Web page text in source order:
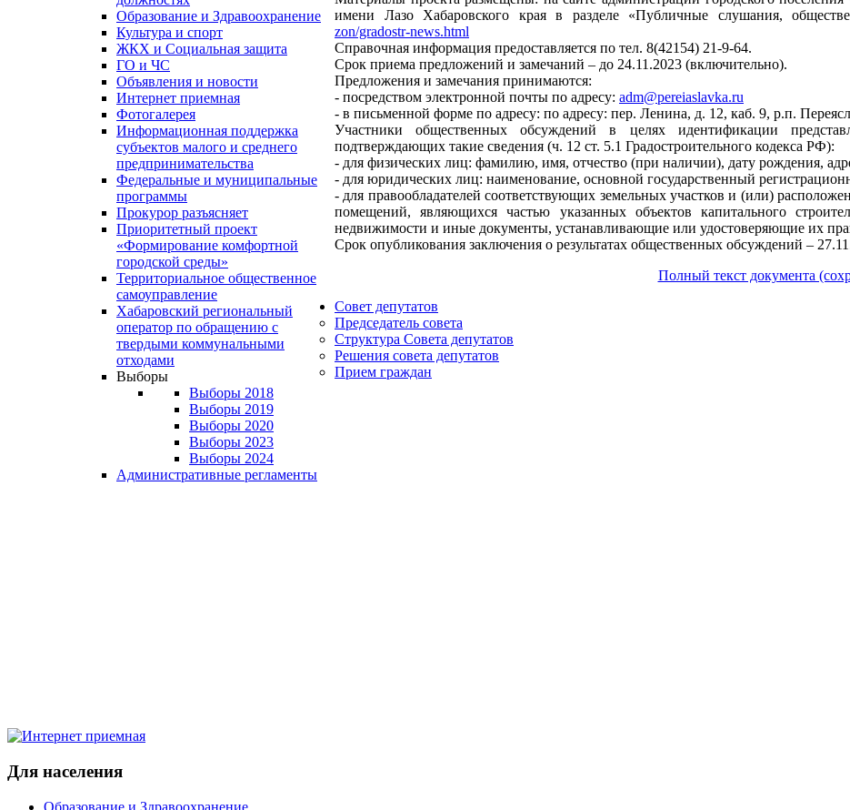
Образование и Здравоохранение
Культура и спорт
ЖКХ и Социальная защита
ГО и ЧС
Объявления и новости
Интернет приемная
Фотогалерея
Информационная поддержка
субъектов малого и среднего
предпринимательства
Федеральные и муниципальные
программы
Прокурор разъясняет
Приоритетный проект
«Формирование комфортной
городской среды»
Территориальное общественное
самоуправление
Хабаровский региональный
оператор по обращению с
твердыми коммунальными
отходами
Выборы
Выборы 2018
Выборы 2019
Выборы 2020
Выборы 2023
Выборы 2024
Административные регламенты
имени Лазо Хабаровского края в разделе «Публичные слушания,
zon/gradostr-news.html
Справочная информация предоставляется по тел. 8(42154) 21-9-64.
Срок приема предложений и замечаний – до 24.11.2023 (включительно).
Предложения и замечания принимаются:
- посредством электронной почты по адресу: adm@pereiaslavka.ru
- в письменной форме по адресу: по адресу: пер. Ленина, д. 12, каб. 9, р.п.
Участники общественных обсуждений в целях идентификации
подтверждающих такие сведения (ч. 12 ст. 5.1 Градостроительного кодекса РФ):
- для физических лиц: фамилию, имя, отчество (при наличии), дату рождения,
- для юридических лиц: наименование, основной государственный
- для правообладателей соответствующих земельных участков и (или)
помещений, являющихся частью указанных объектов капитального
недвижимости и иные документы, устанавливающие или удостоверяющие их
Срок опубликования заключения о результатах общественных обсуждений –
Полный текст документа
Совет депутатов
Председатель совета
Структура Совета депутатов
Решения совета депутатов
Прием граждан
Для населения
Образование и Здравоохранение